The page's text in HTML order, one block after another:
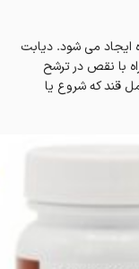
ایجاد می شود. دیابت
با نقص در ترشح
قند که شروع یا